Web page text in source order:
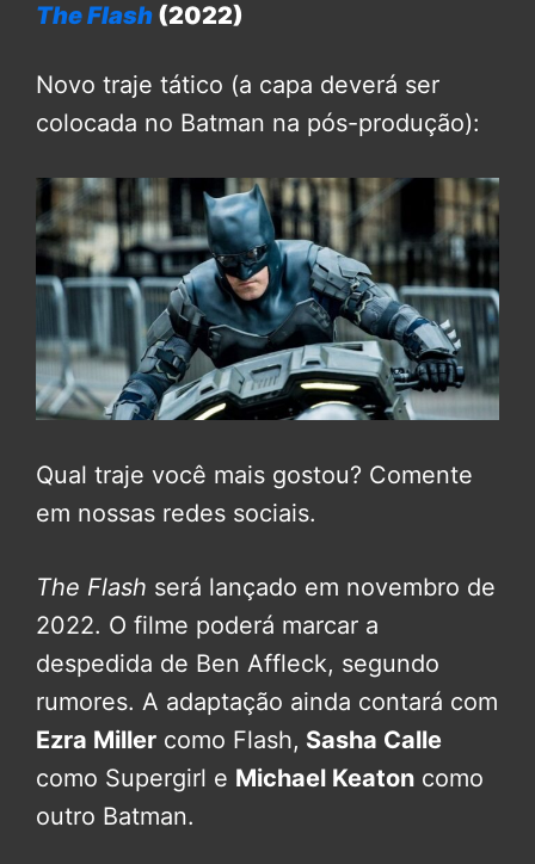
The Flash (2022)
Novo traje tático (a capa deverá ser
colocada no Batman na pós-produção):
Qual traje você mais gostou? Comente
em nossas redes sociais.
The Flash será lançado em novembro de
2022. O filme poderá marcar a
despedida de Ben Affleck, segundo
rumores. A adaptação ainda contará com
Ezra Miller como Flash, Sasha Calle
como Supergirl e Michael Keaton como
outro Batman.